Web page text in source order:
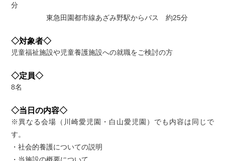
分
東急田園都市線あざみ野駅からバス 約25分
◇対象者◇
児童福祉施設や児童養護施設への就職をご検討の方
◇定員◇
8名
◇当日の内容◇
※異なる会場（川崎愛児園・白山愛児園）でも内容は同じで
す。
・社会的養護についての説明